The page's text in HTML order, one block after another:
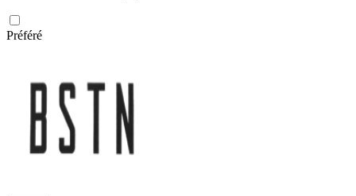
ManoMano
Vêtements et
chaussures
Préféré